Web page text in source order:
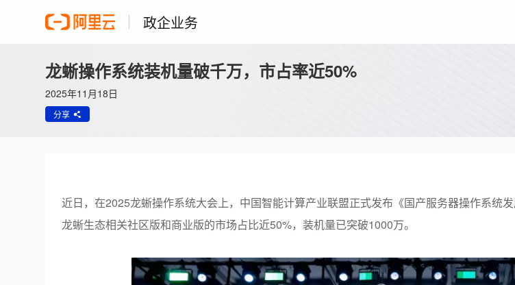
政企业务
龙蜥操作系统装机量破千万，市占率近50%
2025年11月18日
分享
近日，在2025龙蜥操作系统大会上，中国智能计算产业联盟正式发布《国产服务器操作系统
龙蜥生态相关社区版和商业版的市场占比近50%，装机量已突破1000万。